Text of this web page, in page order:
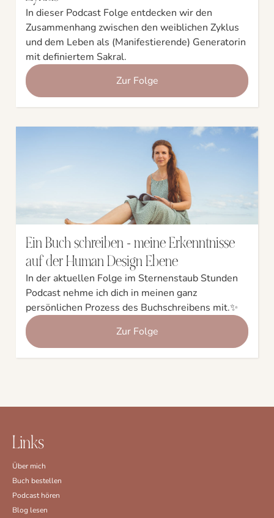
In dieser Podcast Folge entdecken wir den
Zusammenhang zwischen den weiblichen Zyklus
und dem Leben als (Manifestierende) Generatorin
mit definiertem Sakral.
Zur Folge
Ein Buch schreiben - meine Erkenntnisse
auf der Human Design Ebene
In der aktuellen Folge im Sternenstaub Stunden
Podcast nehme ich dich in meinen ganz
persönlichen Prozess des Buchschreibens mit.✨
Zur Folge
Links
Über mich
Buch bestellen
Podcast hören
Blog lesen